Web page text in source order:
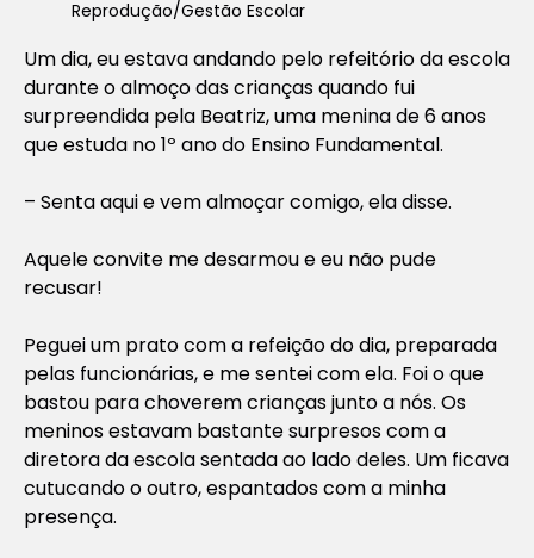
Reprodução/Gestão Escolar
Um dia, eu estava andando pelo refeitório da escola
durante o almoço das crianças quando fui
surpreendida pela Beatriz, uma menina de 6 anos
que estuda no 1º ano do Ensino Fundamental.
– Senta aqui e vem almoçar comigo, ela disse.
Aquele convite me desarmou e eu não pude
recusar!
Peguei um prato com a refeição do dia, preparada
pelas funcionárias, e me sentei com ela. Foi o que
bastou para choverem crianças junto a nós. Os
meninos estavam bastante surpresos com a
diretora da escola sentada ao lado deles. Um ficava
cutucando o outro, espantados com a minha
presença.